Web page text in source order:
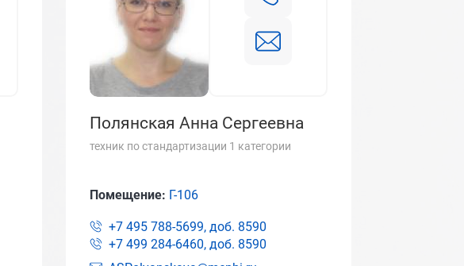
Полянская Анна Сергеевна
техник по стандартизации 1 категории
Помещение: Г-106
+7 495 788-5699, доб. 8590
+7 499 284-6460, доб. 8590